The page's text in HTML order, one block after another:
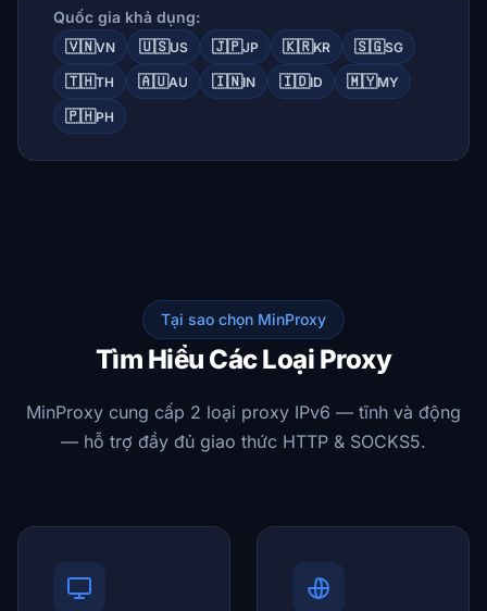
Quốc gia khả dụng:
🇻🇳VN 🇺🇸US 🇯🇵JP 🇰🇷KR 🇸🇬SG
🇹🇭TH 🇦🇺AU 🇮🇳IN 🇮🇩ID 🇲🇾MY
🇵🇭PH
Tại sao chọn MinProxy
Tìm Hiểu Các Loại Proxy
MinProxy cung cấp 2 loại proxy IPv6 — tĩnh và động
— hỗ trợ đầy đủ giao thức HTTP & SOCKS5.